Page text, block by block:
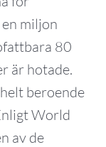
miljon
80
är hotade.
beroende
World
av de